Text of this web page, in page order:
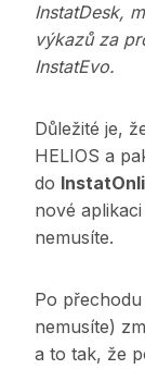
InstatDesk,
výkazů za
InstatEvo.
Důležité je,
HELIOS a
do
nové aplikaci
nemusíte.
Po přechodu
nemusíte)
a to tak, že